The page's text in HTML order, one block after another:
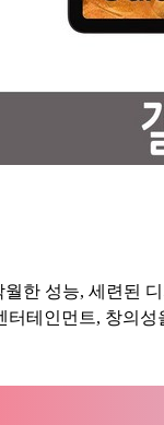
월한 성능, 세련된
터테인먼트, 창의